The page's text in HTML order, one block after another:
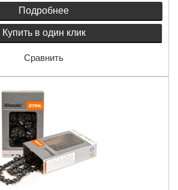
Подробнее
Купить в один клик
Сравнить